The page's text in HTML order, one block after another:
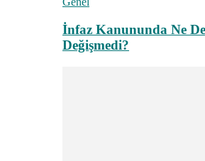
İnfaz Kanununda Ne
Değişmedi?